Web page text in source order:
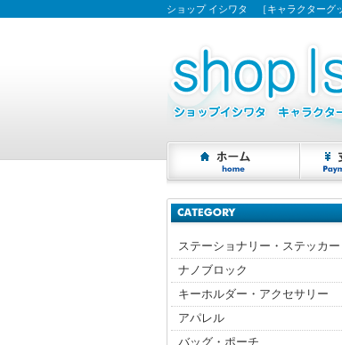
ショップ イシワタ ［キャラクターグ
ステーショナリー・ステッカー
ナノブロック
キーホルダー・アクセサリー
アパレル
バッグ・ポーチ